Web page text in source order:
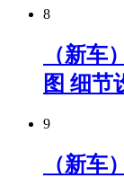
8
（新
图 细节
9
（新车